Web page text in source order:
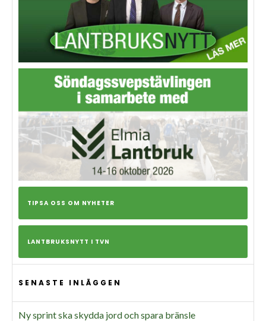
TIPSA OSS OM NYHETER
LANTBRUKSNYTT I TVN
SENASTE INLÄGGEN
Ny sprint ska skydda jord och spara bränsle